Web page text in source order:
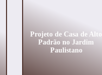
Projeto de Casa de Alto
Padrão no Jardim
Paulistano